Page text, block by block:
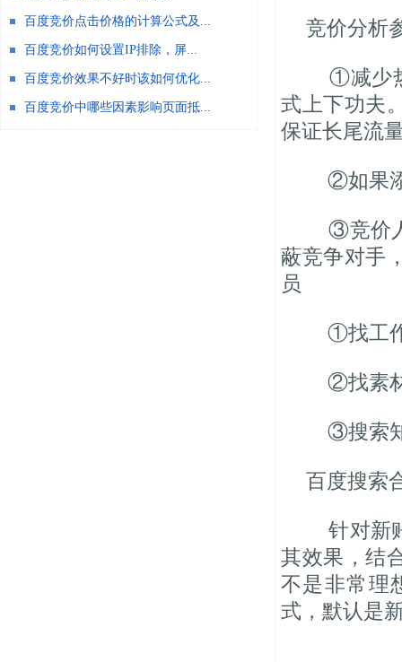
竞价分析
①减少热
式上下功夫
保证长尾流
②如果添
③竞价人
蔽竞争对手
员
①找工作
②找素材
③搜索
百度搜索
针对新
其效果，结
不是非常理
式，默认是
百度竞价点击价格的计算公式及...
百度竞价如何设置IP排除，屏...
百度竞价效果不好时该如何优化...
百度竞价中哪些因素影响页面抵...